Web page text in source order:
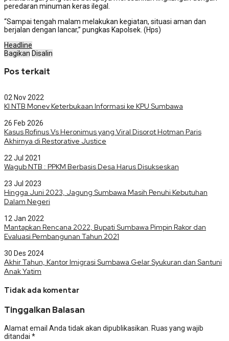
peredaran minuman keras ilegal.
“Sampai tengah malam melakukan kegiatan, situasi aman dan
berjalan dengan lancar,” pungkas Kapolsek. (Hps)
Headline
Bagikan Disalin
Pos terkait
02 Nov 2022
KI NTB Monev Keterbukaan Informasi ke KPU Sumbawa
26 Feb 2026
Kasus Rofinus Vs Heronimus yang Viral Disorot Hotman Paris
Akhirnya di Restorative Justice
22 Jul 2021
Wagub NTB : PPKM Berbasis Desa Harus Disukseskan
23 Jul 2023
Hingga Juni 2023, Jagung Sumbawa Masih Penuhi Kebutuhan
Dalam Negeri
12 Jan 2022
Mantapkan Rencana 2022, Bupati Sumbawa Pimpin Rakor dan
Evaluasi Pembangunan Tahun 2021
30 Des 2024
Akhir Tahun, Kantor Imigrasi Sumbawa Gelar Syukuran dan Santuni
Anak Yatim
Tidak ada komentar
Tinggalkan Balasan
Alamat email Anda tidak akan dipublikasikan. Ruas yang wajib
ditandai *